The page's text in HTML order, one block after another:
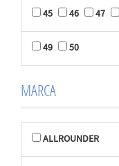
45 46 47
49 50
MARCA
ALLROUNDER